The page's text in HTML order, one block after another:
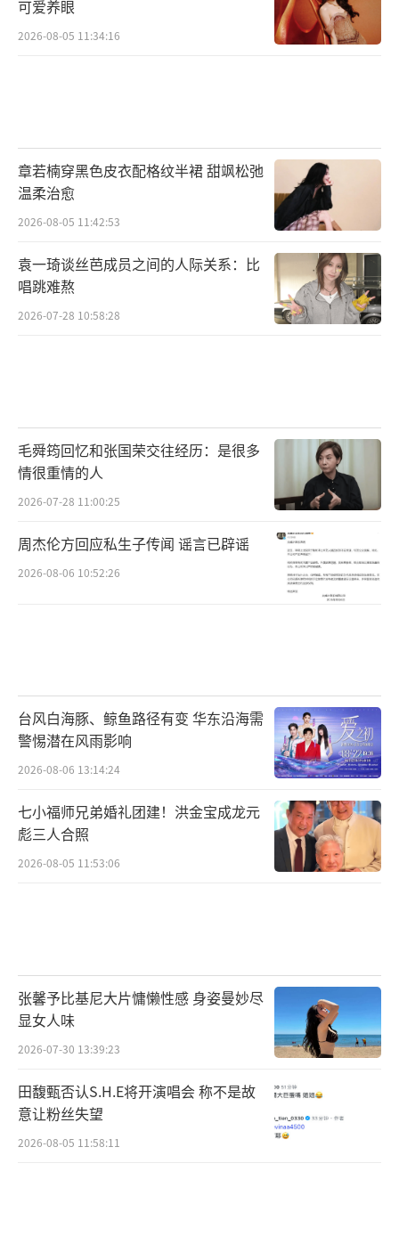
可爱养眼
2026-08-05 11:34:16
章若楠穿黑色皮衣配格纹半裙 甜飒松弛
温柔治愈
2026-08-05 11:42:53
袁一琦谈丝芭成员之间的人际关系：比
唱跳难熬
2026-07-28 10:58:28
毛舜筠回忆和张国荣交往经历：是很多
情很重情的人
2026-07-28 11:00:25
周杰伦方回应私生子传闻 谣言已辟谣
2026-08-06 10:52:26
台风白海豚、鲸鱼路径有变 华东沿海需
警惕潜在风雨影响
2026-08-06 13:14:24
七小福师兄弟婚礼团建！洪金宝成龙元
彪三人合照
2026-08-05 11:53:06
张馨予比基尼大片慵懒性感 身姿曼妙尽
显女人味
2026-07-30 13:39:23
田馥甄否认S.H.E将开演唱会 称不是故
意让粉丝失望
2026-08-05 11:58:11